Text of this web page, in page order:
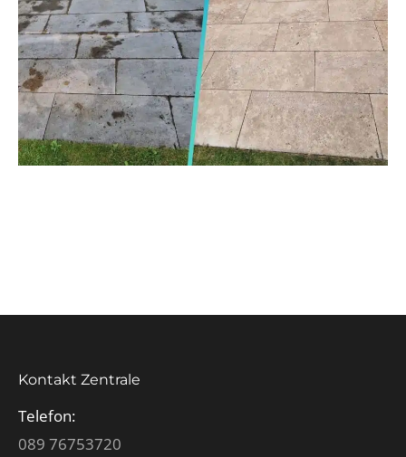
Kontakt Zentrale
Telefon:
089 76753720